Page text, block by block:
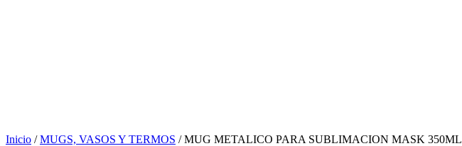
Inicio /MUGS, VASOS Y TERMOS / MUG METALICO PARA SUBLIMACION MASK 350ML